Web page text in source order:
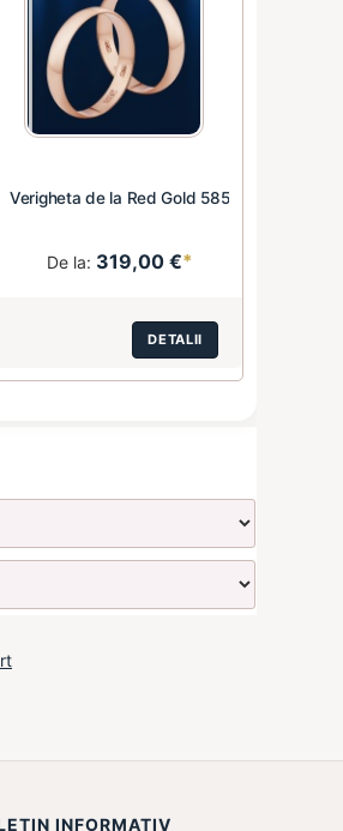
Verigheta de la Red Gold 585
De la: 319,00 €*
DETALII
INFORMATIV